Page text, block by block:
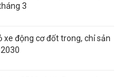
3
xe động cơ đốt trong, chỉ sản